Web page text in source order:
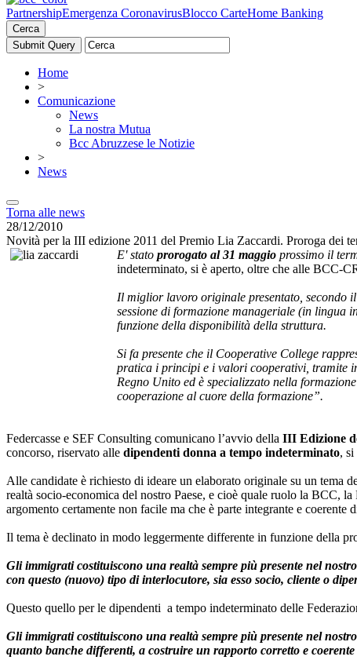
PartnershipEmergenza CoronavirusBlocco CarteHome Banking
Cerca
Home
>
Comunicazione
News
La nostra Mutua
Bcc Abruzzese le Notizie
>
News
Torna alle news
28/12/2010
Novità per la III edizione 2011 del Premio Lia Zaccardi. Proroga dei
E' stato prorogato al 31 maggio prossimo il
indeterminato, si è aperto, oltre che alle BCC-
Il miglior lavoro originale presentato, secondo
sessione di formazione manageriale (in lingua
funzione della disponibilità della struttura.
Si fa presente che il Cooperative College
pratica i principi e i valori cooperativi, tramite
Regno Unito ed è specializzato nella
cooperazione al cuore della formazione”.
Federcasse e SEF Consulting comunicano l’avvio della III Edizione
concorso, riservato alle dipendenti donna a tempo indeterminato,
Alle candidate è richiesto di ideare un elaborato originale su un tema
realtà socio-economica del nostro Paese, e cioè quale ruolo la BCC,
argomento certamente non facile ma che è parte integrante e
Il tema è declinato in modo leggermente differente in funzione della
Gli immigrati costituiscono una realtà sempre più presente nel
con questo (nuovo) tipo di interlocutore, sia esso socio, cliente o
Questo quello per le dipendenti a tempo indeterminato delle
Gli immigrati costituiscono una realtà sempre più presente nel
quanto banche differenti, a costruire un rapporto corretto e